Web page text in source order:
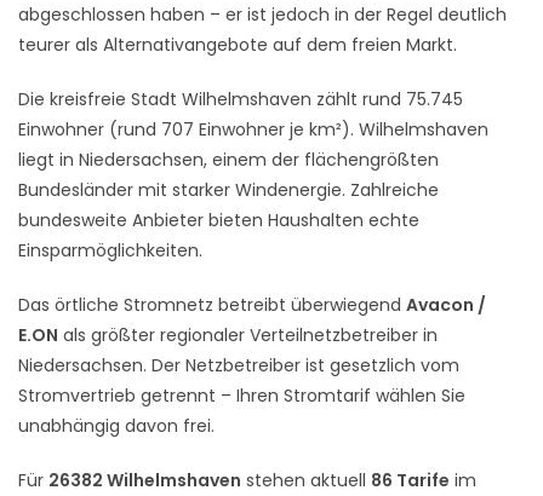
abgeschlossen haben – er ist jedoch in der Regel deutlich
teurer als Alternativangebote auf dem freien Markt.
Die kreisfreie Stadt Wilhelmshaven zählt rund 75.745
Einwohner (rund 707 Einwohner je km²). Wilhelmshaven
liegt in Niedersachsen, einem der flächengrößten
Bundesländer mit starker Windenergie. Zahlreiche
bundesweite Anbieter bieten Haushalten echte
Einsparmöglichkeiten.
Das örtliche Stromnetz betreibt überwiegend Avacon /
E.ON als größter regionaler Verteilnetzbetreiber in
Niedersachsen. Der Netzbetreiber ist gesetzlich vom
Stromvertrieb getrennt – Ihren Stromtarif wählen Sie
unabhängig davon frei.
Für 26382 Wilhelmshaven stehen aktuell 86 Tarife im